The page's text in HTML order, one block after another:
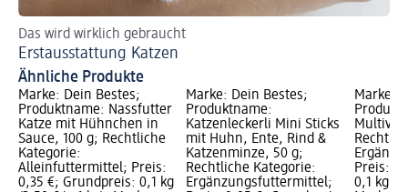
Das wird wirklich gebraucht
Erstausstattung Katzen
Ähnliche Produkte
Marke: Dein Bestes;
Produktname: Nassfutter
Katze mit Hühnchen in
Sauce, 100 g; Rechtliche
Kategorie:
Alleinfuttermittel; Preis:
0,35 €; Grundpreis: 0,1 kg
Marke: Dein Bestes;
Produktname:
Katzenleckerli Mini Sticks
mit Huhn, Ente, Rind &
Katzenminze, 50 g;
Rechtliche Kategorie:
Ergänzungsfuttermittel;
Marke:
Preis:
0,1 kg